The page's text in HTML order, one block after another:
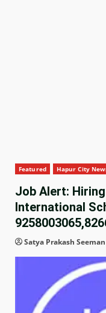
Featured Hapur City
Job Alert:
International
Satya Prakash Seeman